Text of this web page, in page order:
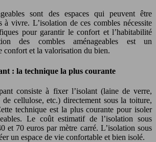
sont des espaces qui peuvent être
à vivre. L’isolation de ces combles nécessite
pour garantir le confort et l’habitabilité
des combles aménageables est un
confort et la valorisation du bien.
: la technique la plus courante
consiste à fixer l’isolant (laine de verre,
cellulose, etc.) directement sous la toiture,
technique est la plus courante pour isoler
Le coût estimatif de l’isolation sous
et 70 euros par mètre carré. L’isolation sous
un espace de vie confortable et bien isolé.